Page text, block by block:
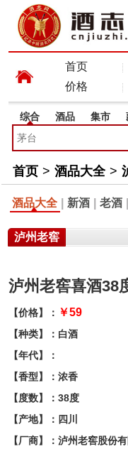
首页
价格
综合 酒品 集市
首页 > 酒品大全 >
酒品大全 新酒 老酒
泸州老窖
泸州老窖喜酒38
【价格】： ￥59
【种类】：白酒
【年代】：
【香型】：浓香
【度数】：38度
【产地】：四川
【厂商】：泸州老窖股份